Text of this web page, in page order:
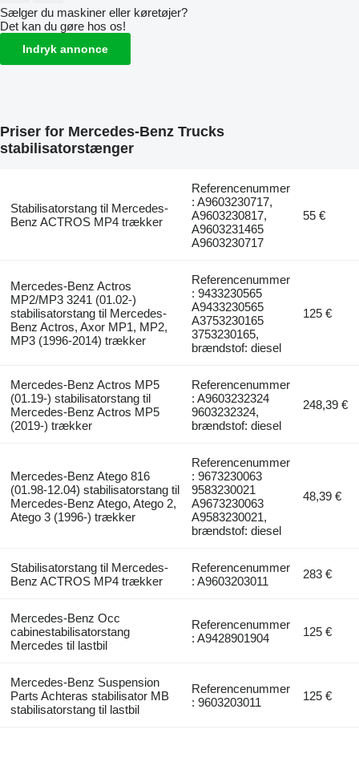
Sælger du maskiner eller køretøjer?
Det kan du gøre hos os!
Indryk annonce
Priser for Mercedes-Benz Trucks
stabilisatorstænger
Stabilisatorstang til Mercedes-
Benz ACTROS MP4 trækker
Referencenummer
: A9603230717,
A9603230817,
A9603231465
A9603230717
55 €
Mercedes-Benz Actros
MP2/MP3 3241 (01.02-)
stabilisatorstang til Mercedes-
Benz Actros, Axor MP1, MP2,
MP3 (1996-2014) trækker
Referencenummer
: 9433230565
A9433230565
A3753230165
3753230165,
brændstof: diesel
125 €
Mercedes-Benz Actros MP5
(01.19-) stabilisatorstang til
Mercedes-Benz Actros MP5
(2019-) trækker
Referencenummer
: A9603232324
9603232324,
brændstof: diesel
248,39 €
Mercedes-Benz Atego 816
(01.98-12.04) stabilisatorstang til
Mercedes-Benz Atego, Atego 2,
Atego 3 (1996-) trækker
Referencenummer
: 9673230063
9583230021
A9673230063
A9583230021,
brændstof: diesel
48,39 €
Stabilisatorstang til Mercedes-
Benz ACTROS MP4 trækker
Referencenummer
: A9603203011
283 €
Mercedes-Benz Occ
cabinestabilisatorstang
Mercedes til lastbil
Referencenummer
: A9428901904
125 €
Mercedes-Benz Suspension
Parts Achteras stabilisator MB
stabilisatorstang til lastbil
Referencenummer
: 9603203011
125 €